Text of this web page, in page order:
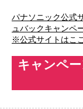
パナソニック公式
ュバックキャンペ
※公式サイトはこ
キャンペ